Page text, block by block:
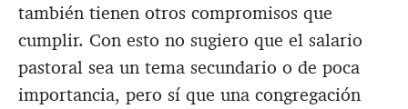
también tienen otros compromisos que
cumplir. Con esto no sugiero que el salario
pastoral sea un tema secundario o de poca
importancia, pero sí que una congregación